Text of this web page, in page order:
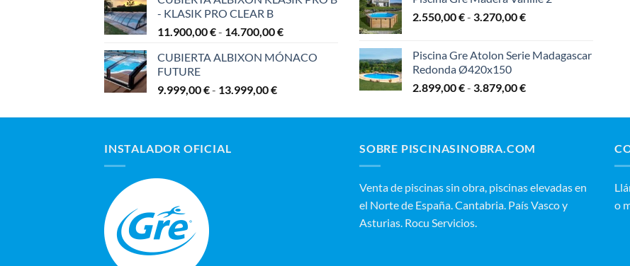
- KLASIK PRO CLEAR B
11.900,00€- 14.700,00€Rango
precios:
14.700,00 €
CUBIERTA ALBIXON MÓNACO
FUTURE
9.999,00€- 13.999,00€Rango
precios:
desde
5.100,00 €
2.550,00€- 3.270,00€Rango
desde
hasta
Piscina Gre Atolon Serie Madagascar
Redonda Ø420x150
2.899,00€- 3.879,00€Rango
precios:
2.899,00 €
INSTALADOR OFICIAL SOBRE PISCINASINOBRA.COM
Venta de piscinas sin obra, piscinas elevadas en
el Norte de España. Cantabria. País Vasco y
Asturias. Rocu Servicios.
o